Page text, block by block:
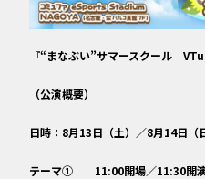
『“まなぶい”サマースクール
（公演概要）
日時：8月13日（土）／8月14日（
テーマ① 11:00開場／11:30開演